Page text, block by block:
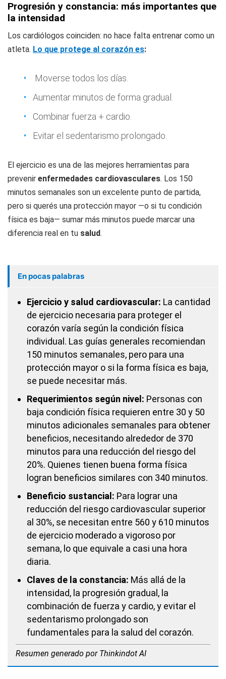
Progresión y constancia: más importantes que
la intensidad
Los cardiólogos coinciden: no hace falta entrenar como un
atleta. Lo que protege al corazón es:
Moverse todos los días.
Aumentar minutos de forma gradual.
Combinar fuerza + cardio.
Evitar el sedentarismo prolongado.
El ejercicio es una de las mejores herramientas para
prevenir enfermedades cardiovasculares. Los 150
minutos semanales son un excelente punto de partida,
pero si querés una protección mayor —o si tu condición
física es baja— sumar más minutos puede marcar una
diferencia real en tu salud.
En pocas palabras
Ejercicio y salud cardiovascular: La cantidad
de ejercicio necesaria para proteger el
corazón varía según la condición física
individual. Las guías generales recomiendan
150 minutos semanales, pero para una
protección mayor o si la forma física es baja,
se puede necesitar más.
Requerimientos según nivel: Personas con
baja condición física requieren entre 30 y 50
minutos adicionales semanales para obtener
beneficios, necesitando alrededor de 370
minutos para una reducción del riesgo del
20%. Quienes tienen buena forma física
logran beneficios similares con 340 minutos.
Beneficio sustancial: Para lograr una
reducción del riesgo cardiovascular superior
al 30%, se necesitan entre 560 y 610 minutos
de ejercicio moderado a vigoroso por
semana, lo que equivale a casi una hora
diaria.
Claves de la constancia: Más allá de la
intensidad, la progresión gradual, la
combinación de fuerza y cardio, y evitar el
sedentarismo prolongado son
fundamentales para la salud del corazón.
Resumen generado por Thinkindot AI